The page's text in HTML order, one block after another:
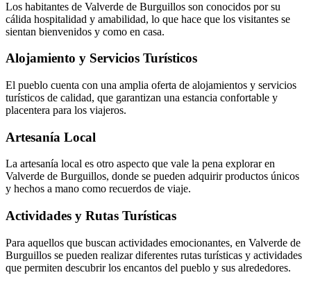
Los habitantes de Valverde de Burguillos son conocidos por su
cálida hospitalidad y amabilidad, lo que hace que los visitantes se
sientan bienvenidos y como en casa.
Alojamiento y Servicios Turísticos
El pueblo cuenta con una amplia oferta de alojamientos y servicios
turísticos de calidad, que garantizan una estancia confortable y
placentera para los viajeros.
Artesanía Local
La artesanía local es otro aspecto que vale la pena explorar en
Valverde de Burguillos, donde se pueden adquirir productos únicos
y hechos a mano como recuerdos de viaje.
Actividades y Rutas Turísticas
Para aquellos que buscan actividades emocionantes, en Valverde de
Burguillos se pueden realizar diferentes rutas turísticas y actividades
que permiten descubrir los encantos del pueblo y sus alrededores.